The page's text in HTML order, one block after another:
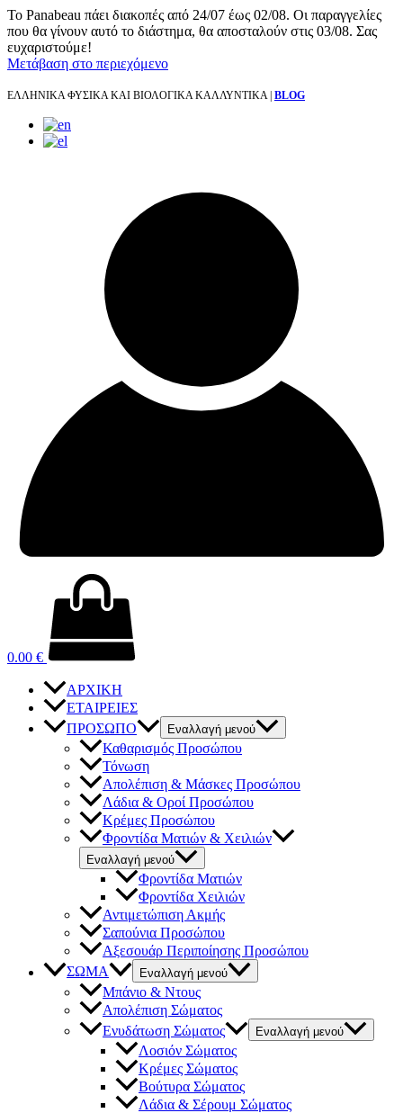
Το Panabeau πάει διακοπές από 24/07 έως 02/08. Οι παραγγελίες
που θα γίνουν αυτό το διάστημα, θα αποσταλούν στις 03/08. Σας
ευχαριστούμε!
Μετάβαση στο περιεχόμενο
ΕΛΛΗΝΙΚΑ ΦΥΣΙΚΑ ΚΑΙ ΒΙΟΛΟΓΙΚΑ ΚΑΛΛΥΝΤΙΚΑ | BLOG
0.00 €
ΑΡΧΙΚΗ
ΕΤΑΙΡΕΙΕΣ
ΠΡΟΣΩΠΟ
Εναλλαγή μενού
Καθαρισμός Προσώπου
Τόνωση
Απολέπιση & Μάσκες Προσώπου
Λάδια & Οροί Προσώπου
Κρέμες Προσώπου
Φροντίδα Ματιών & Χειλιών
Εναλλαγή μενού
Φροντίδα Ματιών
Φροντίδα Χειλιών
Αντιμετώπιση Ακμής
Σαπούνια Προσώπου
Αξεσουάρ Περιποίησης Προσώπου
ΣΩΜΑ
Εναλλαγή μενού
Μπάνιο & Ντους
Απολέπιση Σώματος
Ενυδάτωση Σώματος
Εναλλαγή μενού
Λοσιόν Σώματος
Κρέμες Σώματος
Βούτυρα Σώματος
Λάδια & Σέρουμ Σώματος